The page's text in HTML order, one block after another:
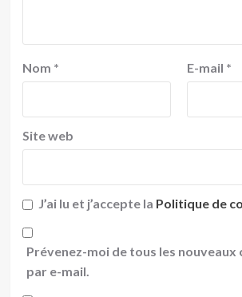
Nom * E-mail *
Site web
J’ai lu et j’accepte la Politique de
Prévenez-moi de tous les nouveaux
par e-mail.